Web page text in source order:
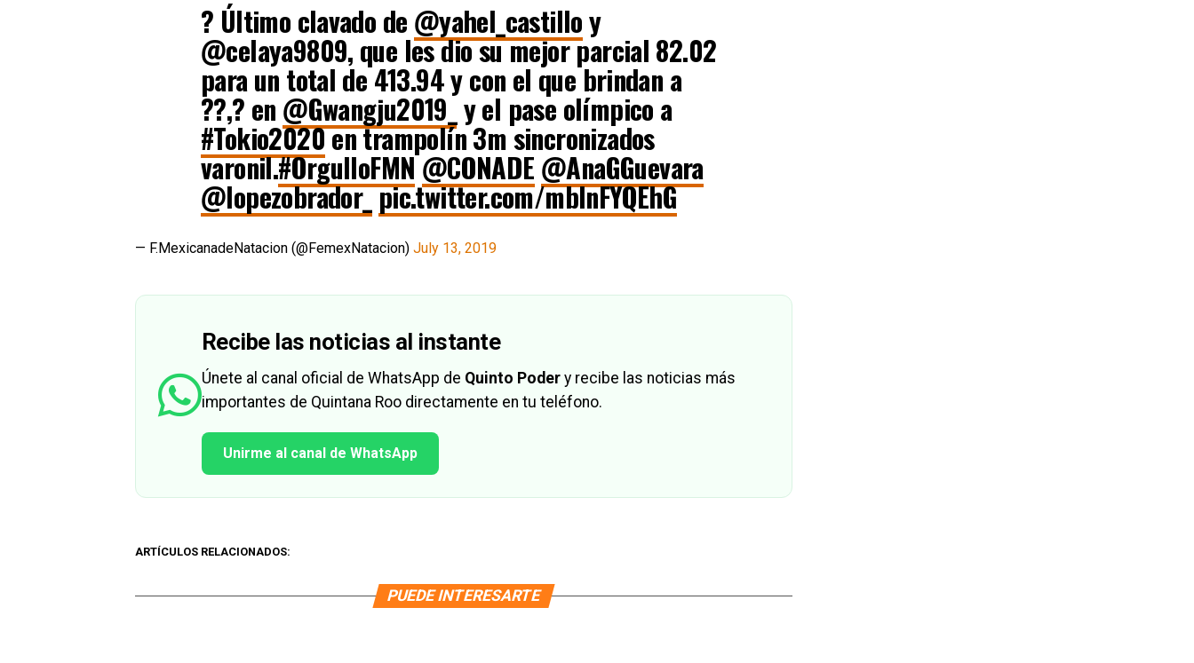
? Último clavado de @yahel_castilloy
@celaya9809, que les dio su mejor parcial 82.02
para un total de 413.94 y con el que brindan a
??,? en @Gwangju2019_y el pase olímpico a
#Tokio2020en trampolín 3m sincronizados
varonil.#OrgulloFMN@CONADE @AnaGGuevara
@lopezobrador_pic.twitter.com/mbInFYQEhG
— F.MexicanadeNatacion (@FemexNatacion) July 13, 2019
Recibe las noticias al instante
Únete al canal oficial de WhatsApp de Quinto Poder y recibe las noticias más
importantes de Quintana Roo directamente en tu teléfono.
Unirme al canal de WhatsApp
ARTÍCULOS RELACIONADOS:
PUEDE INTERESARTE